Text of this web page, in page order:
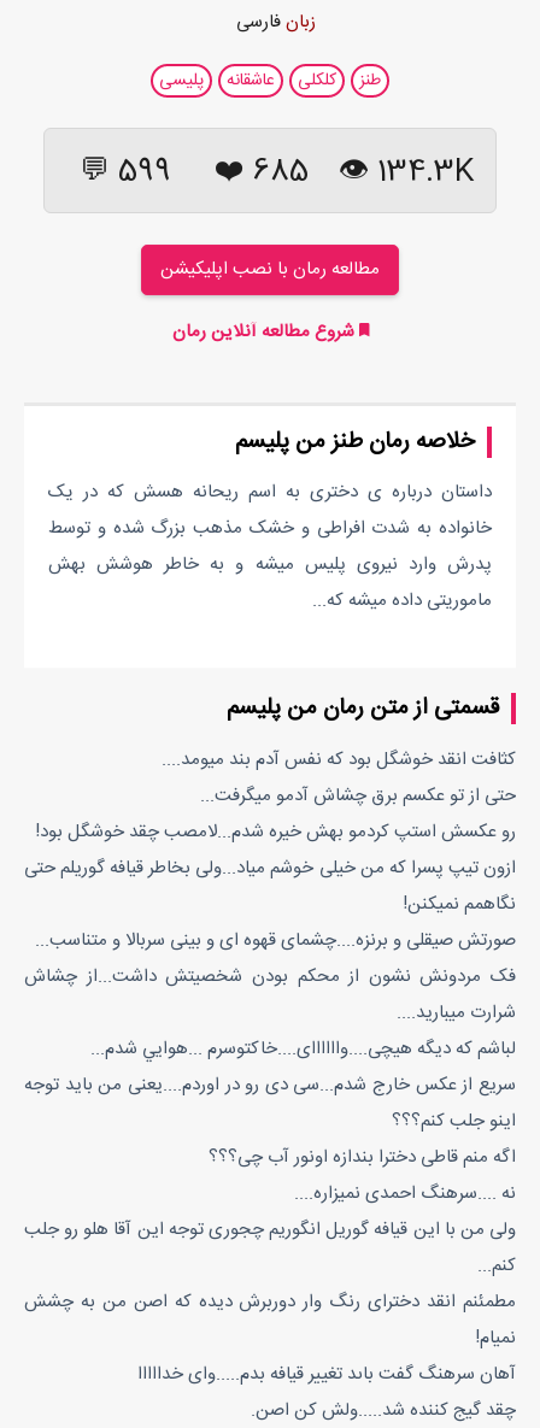
زبانفارسی
طنز کلکلی عاشقانه پلیسی
134.3K 👁
685
❤️
599 💬
مطالعه رمان با نصب اپلیکیشن
شروع مطالعه آنلاین رمان
خلاصه رمان طنز من پلیسم
داستان درباره ی دختری به اسم ریحانه هسش که در یک
خانواده به شدت افراطی و خشک مذهب بزرگ شده و توسط
پدرش وارد نیروی پلیس میشه و به خاطر هوشش بهش
ماموریتی داده میشه که...
قسمتی از متن رمان من پلیسم
کثافت انقد خوشگل بود که نفس آدم بند ميومد....
حتى از تو عکسم برق چشاش آدمو ميگرفت...
رو عکسش استپ کردمو بهش خيره شدم...لامصب چقد خوشگل بود!
ازون تيپ پسرا که من خيلى خوشم مياد...ولى بخاطر قيافه گوريلم حتى
نگاهمم نميکنن!
صورتش صيقلى و برنزه....چشماى قهوه اى و بينى سربالا و متناسب...
فک مردونش نشون از محکم بودن شخصيتش داشت...از چشاش
شرارت ميباريد....
لباشم که ديگه هيچى....وااااااى....خاکتوسرم ...هوايي شدم...
سريع از عکس خارج شدم...سى دى رو در اوردم....يعنى من بايد توجه
اينو جلب کنم؟؟؟
اگه منم قاطى دخترا بندازه اونور آب چى؟؟؟
نه ....سرهنگ احمدى نميزاره....
ولى من با اين قيافه گوريل انگوريم چجورى توجه اين آقا هلو رو جلب
کنم...
مطمئنم انقد دختراى رنگ وار دوربرش ديده که اصن من به چشش
نميام!
آهان سرهنگ گفت باىد تغيير قيافه بدم.....واى خدااااا
چقد گيج کننده شد.....ولش کن اصن.